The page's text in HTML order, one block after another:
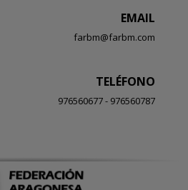
EMAIL
farbm@farbm.com
TELÉFONO
976560677 - 976560787